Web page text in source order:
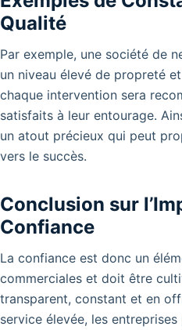
Qualité
Par exemple, une société de
un niveau élevé de propreté
chaque intervention sera
satisfaits à leur entourage.
un atout précieux qui peut
vers le succès.
Conclusion sur
Confiance
La confiance est donc un
commerciales et doit être
transparent, constant et en
service élevée, les